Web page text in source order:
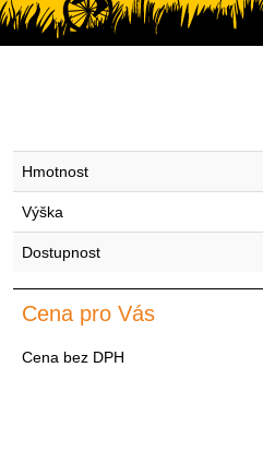
Hmotnost
Výška
Dostupnost
Cena pro Vás
Cena bez DPH